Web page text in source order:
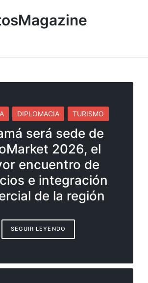
DIPLOMACIA TURISMO
será sede de
2026, el
encuentro de
e integración
de la región
SEGUIR LEYENDO